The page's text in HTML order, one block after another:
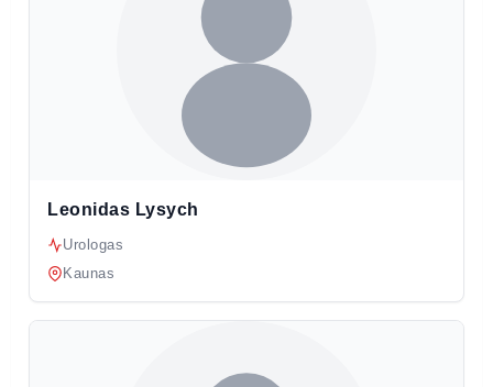
Leonidas Lysych
Urologas
Kaunas